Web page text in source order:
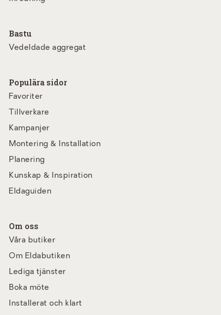
Bastu
Vedeldade aggregat
Populära sidor
Favoriter
Tillverkare
Kampanjer
Montering & Installation
Planering
Kunskap & Inspiration
Eldaguiden
Om oss
Våra butiker
Om Eldabutiken
Lediga tjänster
Boka möte
Installerat och klart